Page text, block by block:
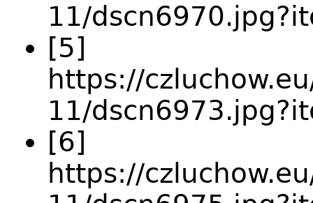
11/
[5]
https://
11/
[6]
https://